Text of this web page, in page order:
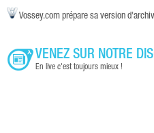
Vossey.com prépare sa version
VENEZ SUR NOTRE
En live c'est toujours mieux !